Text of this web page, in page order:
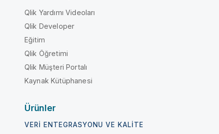
Qlik Yardımı Videoları
Qlik Developer
Eğitim
Qlik Öğretimi
Qlik Müşteri Portalı
Kaynak Kütüphanesi
Ürünler
VERI ENTEGRASYONU VE KALITE